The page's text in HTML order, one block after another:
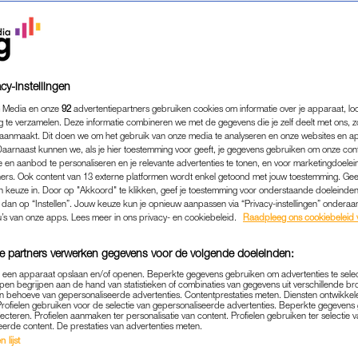
'WIE IS DE MOL?'
'WAT EEN
16-02-2025 | NIVINE DE JONG
van de
-app konden nog voor de
instellingen
en onze 92 advertentiepartners gebruiken cookies om informatie over je apparaat,
te verzamelen. Deze informatie combineren we met de gegevens die je zelf deelt met ons,
Dit doen we om het gebruik van onze media te analyseren en onze websites en
kunnen we, als je hier toestemming voor geeft, je gegevens gebruiken om onze
en aanbod te personaliseren en je relevante advertenties te tonen, en voor
Ook content van 13 externe platformen wordt enkel getoond met jouw toestemming.
keuze in. Door op "Akkoord" te klikken, geef je toestemming voor onderstaande
op “Instellen”. Jouw keuze kun je opnieuw aanpassen via “Privacy-instellingen”
van onze apps. Lees meer in ons privacy- en cookiebeleid.
Raadpleeg ons cookiebeleid
partners verwerken gegevens voor de volgende doeleinden:
apparaat opslaan en/of openen. Beperkte gegevens gebruiken om advertenties te
begrijpen aan de hand van statistieken of combinaties van gegevens uit verschillende
behoeve van gepersonaliseerde advertenties. Contentprestaties meten. Diensten
gebruiken voor de selectie van gepersonaliseerde advertenties. Beperkte
Profielen aanmaken ter personalisatie van content. Profielen gebruiken ter selectie
content. De prestaties van advertenties meten.
lijst